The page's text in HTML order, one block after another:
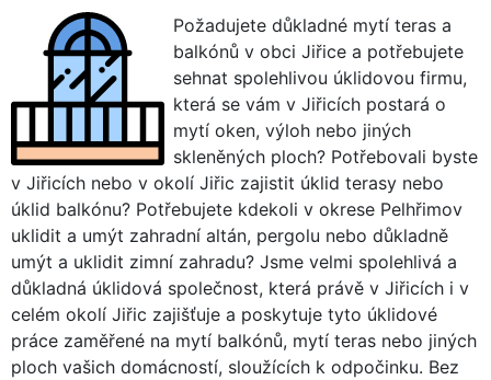
Požadujete důkladné mytí teras a
balkónů v obci Jiřice a potřebujete
sehnat spolehlivou úklidovou firmu,
která se vám v Jiřicích postará o
mytí oken, výloh nebo jiných
skleněných ploch? Potřebovali byste
v Jiřicích nebo v okolí Jiřic zajistit úklid terasy nebo
úklid balkónu? Potřebujete kdekoli v okrese Pelhřimov
uklidit a umýt zahradní altán, pergolu nebo důkladně
umýt a uklidit zimní zahradu? Jsme velmi spolehlivá a
důkladná úklidová společnost, která právě v Jiřicích i v
celém okolí Jiřic zajišťuje a poskytuje tyto úklidové
práce zaměřené na mytí balkónů, mytí teras nebo jiných
ploch vašich domácností, sloužících k odpočinku. Bez